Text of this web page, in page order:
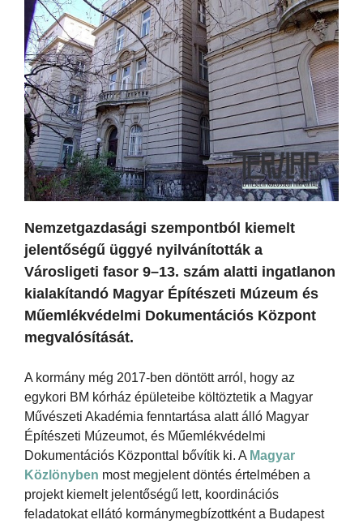
Nemzetgazdasági szempontból kiemelt
jelentőségű üggyé nyilvánították a
Városligeti fasor 9–13. szám alatti ingatlanon
kialakítandó Magyar Építészeti Múzeum és
Műemlékvédelmi Dokumentációs Központ
megvalósítását.
A kormány még 2017-ben döntött arról, hogy az
egykori BM kórház épületeibe költöztetik a Magyar
Művészeti Akadémia fenntartása alatt álló Magyar
Építészeti Múzeumot, és Műemlékvédelmi
Dokumentációs Központtal bővítik ki. A Magyar
Közlönyben most megjelent döntés értelmében a
projekt kiemelt jelentőségű lett, koordinációs
feladatokat ellátó kormánymegbízottként a Budapest